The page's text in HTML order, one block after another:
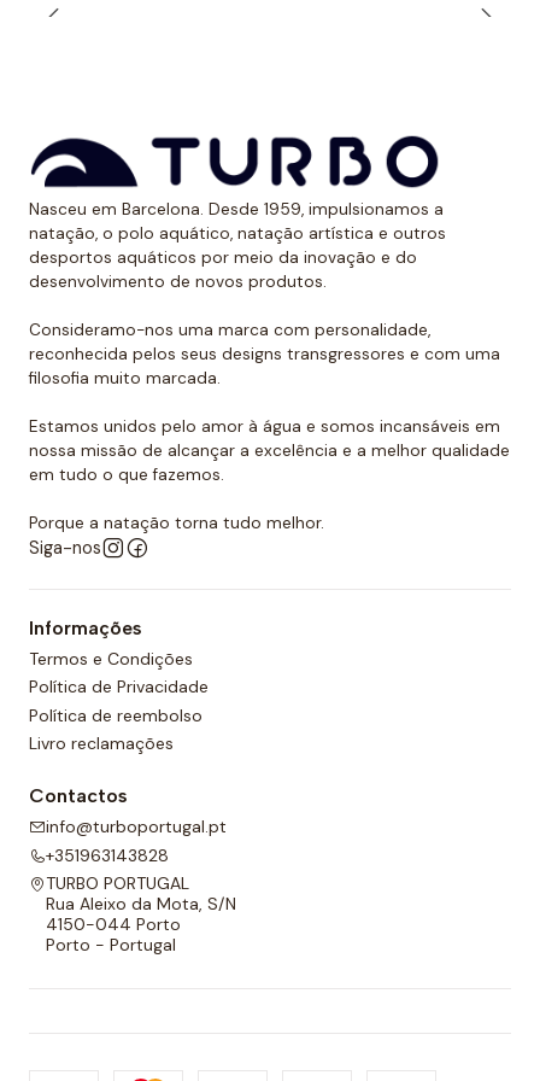
Nasceu em Barcelona. Desde 1959, impulsionamos a
natação, o polo aquático, natação artística e outros
desportos aquáticos por meio da inovação e do
desenvolvimento de novos produtos.
Consideramo-nos uma marca com personalidade,
reconhecida pelos seus designs transgressores e com uma
filosofia muito marcada.
Estamos unidos pelo amor à água e somos incansáveis em
nossa missão de alcançar a excelência e a melhor qualidade
em tudo o que fazemos.
Porque a natação torna tudo melhor.
Siga-nos
Informações
Termos e Condições
Política de Privacidade
Política de reembolso
Livro reclamações
Contactos
info@turboportugal.pt
+351963143828
TURBO PORTUGAL
Rua Aleixo da Mota, S/N
4150-044 Porto
Porto - Portugal